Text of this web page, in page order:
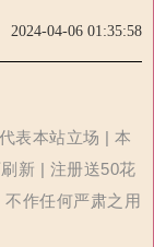
2024-04-06 01:35:58
表本站立场 | 本
新 | 注册送50花
作任何严肃之用